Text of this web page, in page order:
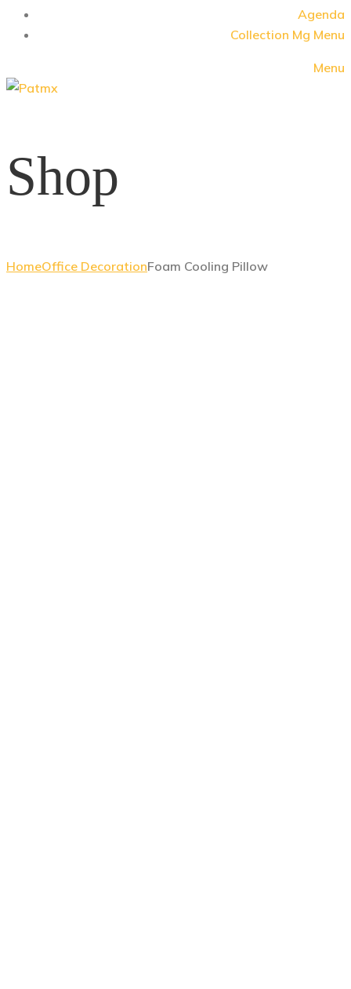
Agenda
Collection Mg Menu
Menu
Shop
HomeOffice DecorationFoam Cooling Pillow